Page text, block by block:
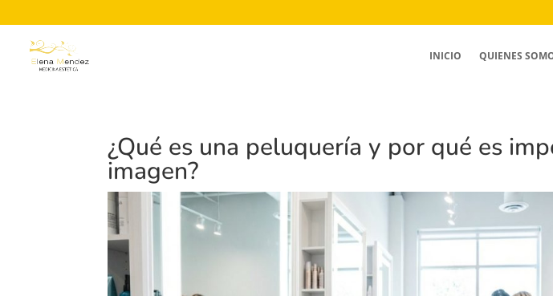
INICIO QUIENES
¿Qué es una peluquería y por qué es
imagen?